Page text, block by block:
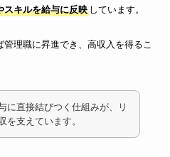
スキルを給与に反映しています。
理職に昇進でき、高収入を得るこ
に直接結びつく仕組みが、リ
を支えています。